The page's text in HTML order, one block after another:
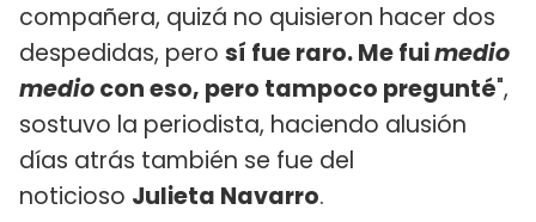
compañera, quizá no quisieron hacer dos
despedidas, pero sí fue raro. Me fuimedio
mediocon eso, pero tampoco pregunté",
sostuvo la periodista, haciendo alusión
días atrás también se fue del
noticioso Julieta Navarro.